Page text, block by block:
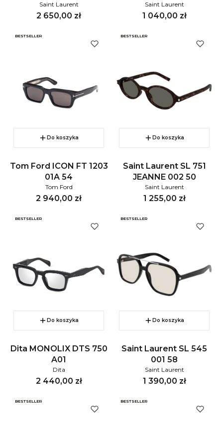
Saint Laurent
Cena
2 650,00 zł
Saint Laurent
Cena
1 040,00 zł
BESTSELLER
Do koszyka
Tom Ford ICON FT 1203
01A 54
Tom Ford
Cena
2 940,00 zł
BESTSELLER
Do koszyka
Saint Laurent SL 751
JEANNE 002 50
Saint Laurent
Cena
1 255,00 zł
BESTSELLER
Do koszyka
Dita MONOLIX DTS 750
A01
Dita
Cena
2 440,00 zł
BESTSELLER
Do koszyka
Saint Laurent SL 545
001 58
Saint Laurent
Cena
1 390,00 zł
BESTSELLER BESTSELLER